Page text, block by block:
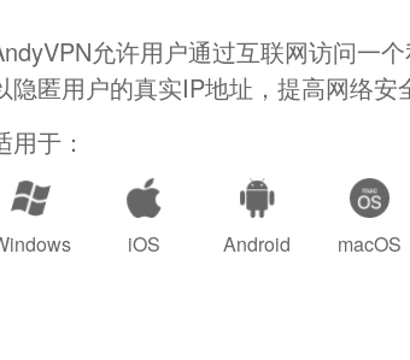
允许用户通过互联网访问一
隐匿用户的真实IP地址，提高网络安
用于：
iOS Android macOS